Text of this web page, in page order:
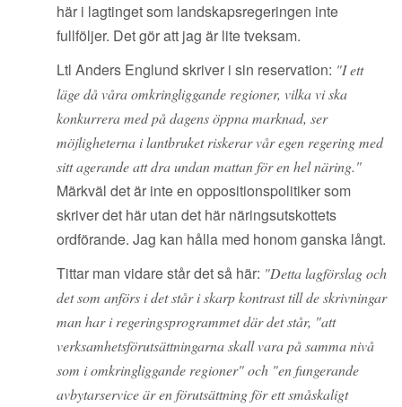
här i lagtinget som landskapsregeringen inte
fullföljer. Det gör att jag är lite tveksam.
Ltl Anders Englund skriver i sin reservation: "I ett
läge då våra omkringliggande regioner, vilka vi ska
konkurrera med på dagens öppna marknad, ser
möjligheterna i lantbruket riskerar vår egen regering med
sitt agerande att dra undan mattan för en hel näring."
Märkväl det är inte en oppositionspolitiker som
skriver det här utan det här näringsutskottets
ordförande. Jag kan hålla med honom ganska långt.
Tittar man vidare står det så här: "Detta lagförslag och
det som anförs i det står i skarp kontrast till de skrivningar
man har i regeringsprogrammet där det står, "att
verksamhetsförutsättningarna skall vara på samma nivå
som i omkringliggande regioner" och "en fungerande
avbytarservice är en förutsättning för ett småskaligt